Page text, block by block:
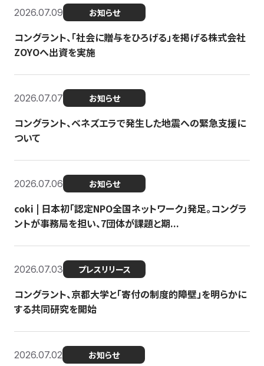
2026.07.09 お知らせ
コングラント、「社会に贈与をひろげる」を掲げる株式会社
ZOYOへ出資を実施
2026.07.07 お知らせ
コングラント、ベネズエラで発生した地震への緊急支援に
ついて
2026.07.06 お知らせ
coki | 日本初「認定NPO全国ネットワーク」発足。コングラ
ントが事務局を担い、7団体が課題と期...
2026.07.03 プレスリリース
コングラント、京都大学と「寄付の制度的障壁」を明らかに
する共同研究を開始
2026.07.02 お知らせ